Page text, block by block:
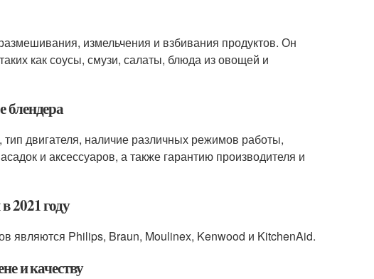
измельчения и взбивания продуктов. Он
как соусы, смузи, салаты, блюда из овощей и
блендера
двигателя, наличие различных режимов работы,
и аксессуаров, а также гарантию производителя и
2021 году
являются Philips, Braun, Moulinex, Kenwood и KitchenAid.
и качеству